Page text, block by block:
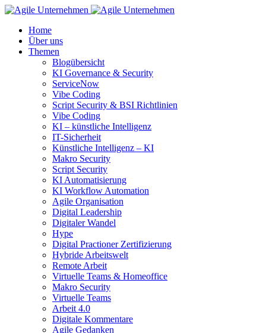
Home
Über uns
Themen
Blogübersicht
KI Governance & Security
ServiceNow
Vibe Coding
Script Security & BSI Richtlinien
Vibe Coding
KI – künstliche Intelligenz
IT-Sicherheit
Künstliche Intelligenz – KI
Makro Security
Script Security
KI Automatisierung
KI Workflow Automation
Agile Organisation
Digital Leadership
Digitaler Wandel
Hype
Digital Practioner Zertifizierung
Hybride Arbeitswelt
Remote Arbeit
Virtuelle Teams & Homeoffice
Makro Security
Virtuelle Teams
Arbeit 4.0
Digitale Kommentare
Agile Gedanken